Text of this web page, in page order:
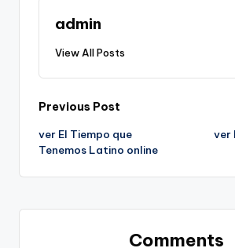
admin
View All Posts
Post
navigation
Previous Post
ver El Tiempo que
Tenemos Latino online
ver
Comments